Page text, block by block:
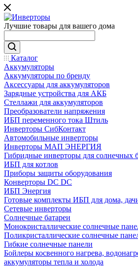
Лучшие товары для вашего дома
Каталог
Аккумуляторы
Аккумуляторы по бренду
Аксессуары для аккумуляторов
Зарядные устройства для АКБ
Стеллажи для аккумуляторов
Преобразователи напряжения
ИБП переменного тока Штиль
Инверторы СибКонтакт
Автомобильные инверторы
Инверторы МАП ЭНЕРГИЯ
Гибридные инверторы для солнечных
ИБП для котлов
Приборы защиты оборудования
Конверторы DC DC
ИБП Энергия
Готовые комплекты ИБП для дома,
Сетевые инверторы
Солнечные батареи
Монокристаллические солнечные
Поликристаллические солнечные
Гибкие солнечные панели
Бойлеры косвенного нагрева,
аккумуляторы тепла и холода